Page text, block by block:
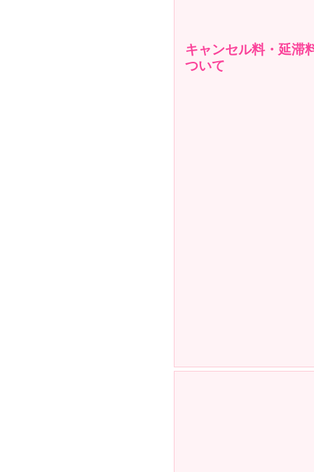
キャンセル料・延滞
ついて